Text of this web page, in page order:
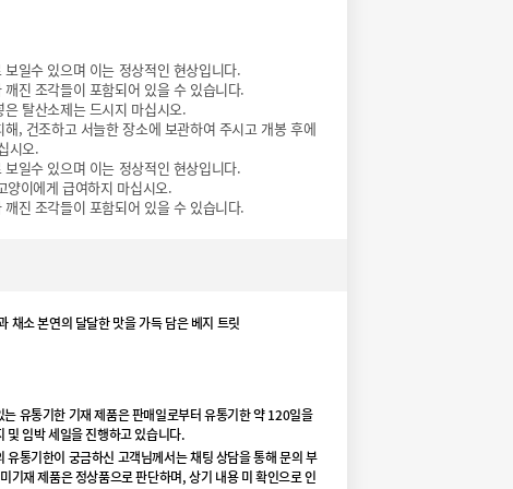
일수 있으며 이는 정상적인 현상입니다.
진 조각들이 포함되어 있을 수 있습니다.
탈산소제는 드시지 마십시오.
, 건조하고 서늘한 장소에 보관하여 주시고 개봉 후에
시오.
일수 있으며 이는 정상적인 현상입니다.
양이에게 급여하지 마십시오.
진 조각들이 포함되어 있을 수 있습니다.
채소 본연의 달달한 맛을 가득 담은 베지 트릿
는 유통기한 기재 제품은 판매일로부터 유통기한 약 120일을
및 임박 세일을 진행하고 있습니다.
유통기한이 궁금하신 고객님께서는 채팅 상담을 통해 문의 부
기재 제품은 정상품으로 판단하며, 상기 내용 미 확인으로 인